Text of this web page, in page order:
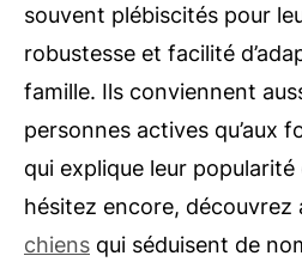
souvent plébiscités pour
robustesse et facilité
famille. Ils conviennent
personnes actives qu’aux
qui explique leur
hésitez encore, découvrez
chiens qui séduisent de